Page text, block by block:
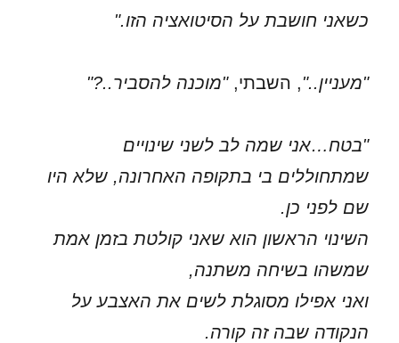
כשאני חושבת על הסיטואציה הזו."
"מעניין..", השבתי,"מוכנה להסביר..?"
"בטח…אני שמה לב לשני שינויים
שמתחוללים בי בתקופה האחרונה, שלא היו
שם לפני כן.
השינוי הראשון הוא שאני קולטת בזמן אמת
שמשהו בשיחה משתנה,
ואני אפילו מסוגלת לשים את האצבע על
הנקודה שבה זה קורה.